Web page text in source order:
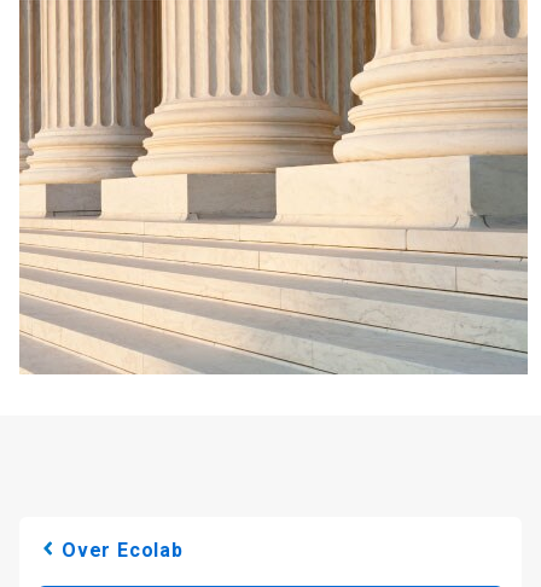
Over Ecolab